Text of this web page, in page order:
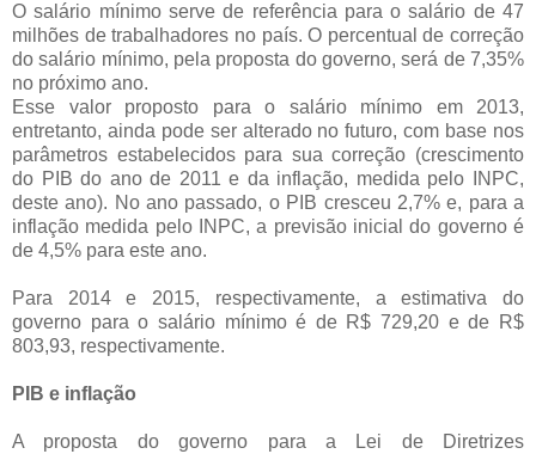
O salário mínimo serve de referência para o salário de 47
milhões de trabalhadores no país. O percentual de correção
do salário mínimo, pela proposta do governo, será de 7,35%
no próximo ano.
Esse valor proposto para o salário mínimo em 2013,
entretanto, ainda pode ser alterado no futuro, com base nos
parâmetros estabelecidos para sua correção (crescimento
do PIB do ano de 2011 e da inflação, medida pelo INPC,
deste ano). No ano passado, o PIB cresceu 2,7% e, para a
inflação medida pelo INPC, a previsão inicial do governo é
de 4,5% para este ano.
Para 2014 e 2015, respectivamente, a estimativa do
governo para o salário mínimo é de R$ 729,20 e de R$
803,93, respectivamente.
PIB e inflação
A proposta do governo para a Lei de Diretrizes